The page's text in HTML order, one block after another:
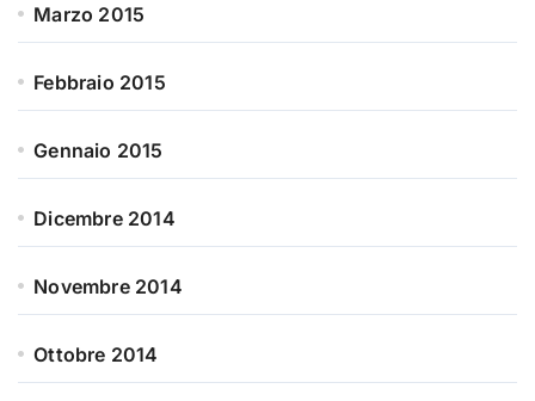
Marzo 2015
Febbraio 2015
Gennaio 2015
Dicembre 2014
Novembre 2014
Ottobre 2014